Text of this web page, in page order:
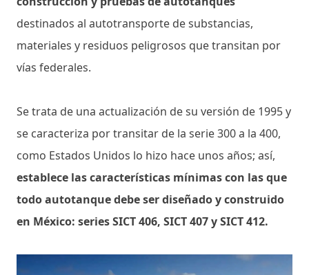
destinados al autotransporte de substancias,
materiales y residuos peligrosos que transitan por
vías federales.
Se trata de una actualización de su versión de 1995 y
se caracteriza por transitar de la serie 300 a la 400,
como Estados Unidos lo hizo hace unos años; así,
establece las características mínimas con las que
todo autotanque debe ser diseñado y construido
en México: series SICT 406, SICT 407 y SICT 412.